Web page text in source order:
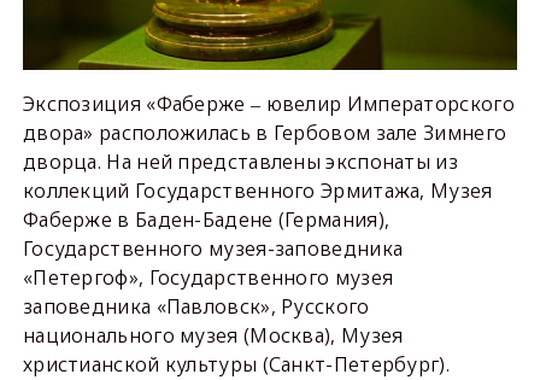
Экспозиция «Фаберже ‒ ювелир Императорского
двора» расположилась в Гербовом зале Зимнего
дворца. На ней представлены экспонаты из
коллекций Государственного Эрмитажа, Музея
Фаберже в Баден-Бадене (Германия),
Государственного музея-заповедника
«Петергоф», Государственного музея
заповедника «Павловск», Русского
национального музея (Москва), Музея
христианской культуры (Санкт-Петербург).